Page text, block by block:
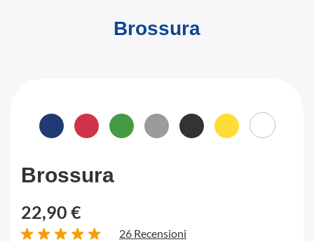
Brossura
Brossura
22,90 €
26 Recensioni